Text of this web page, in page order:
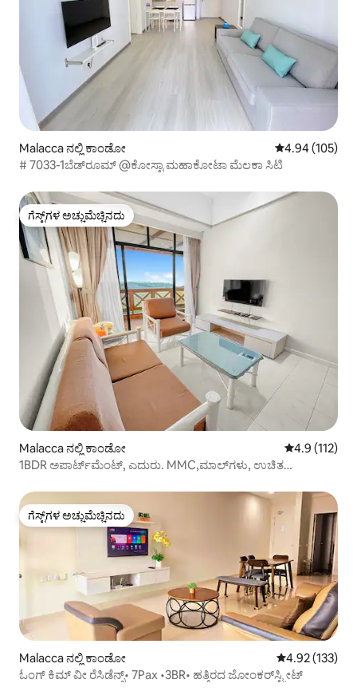
Malacca ನಲ್ಲಿ ಕಾಂಡೋ 5 ರಲ್ಲಿ 4.94
4.94 (105)
# 7033-1ಬೆಡ್‌ರೂಮ್ @ಕೋಸ್ಟಾ ಮಹಾಕೋಟಾ ಮೆಲಕಾ ಸಿಟಿ
ಗೆಸ್ಟ್‌ಗಳ ಅಚ್ಚುಮೆಚ್ಚಿನದು
ಗೆಸ್ಟ್‌ಗಳ ಅಚ್ಚುಮೆಚ್ಚಿನದು
Malacca ನಲ್ಲಿ ಕಾಂಡೋ 5 ರಲ್ಲಿ 4.9
4.9 (112)
1BDR ಅಪಾರ್ಟ್‌ಮೆಂಟ್, ಎದುರು. MMC,ಮಾಲ್‌ಗಳು, ಉಚಿತ
ಗೆಸ್ಟ್‌ಗಳ ಅಚ್ಚುಮೆಚ್ಚಿನದು
ಗೆಸ್ಟ್‌ಗಳ ಅಚ್ಚುಮೆಚ್ಚಿನದು
Malacca ನಲ್ಲಿ ಕಾಂಡೋ 5 ರಲ್ಲಿ 4.92
4.92 (133)
ಓಂಗ್ ಕಿಮ್ ವೀ ರೆಸಿಡೆನ್ಸ್• 7Pax •3BR• ಹತ್ತಿರದ ಜೋಂಕರ್‌ಸ್ಟ್ರೀಟ್